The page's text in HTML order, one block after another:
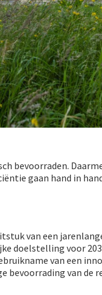
bevoorraden.
gaan hand in
van een
doelstelling voor
van een
bevoorrading van de